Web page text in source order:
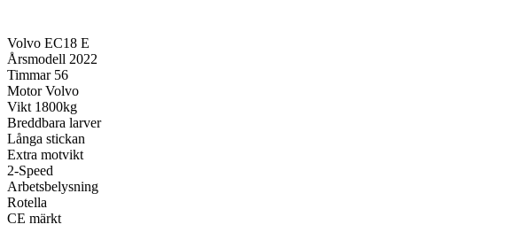
Volvo EC18 E
Årsmodell 2022
Timmar 56
Motor Volvo
Vikt 1800kg
Breddbara larver
Långa stickan
Extra motvikt
2-Speed
Arbetsbelysning
Rotella
CE märkt